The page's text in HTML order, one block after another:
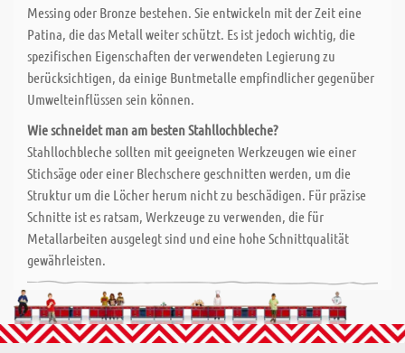
Messing oder Bronze bestehen. Sie entwickeln mit der Zeit eine
Patina, die das Metall weiter schützt. Es ist jedoch wichtig, die
spezifischen Eigenschaften der verwendeten Legierung zu
berücksichtigen, da einige Buntmetalle empfindlicher gegenüber
Umwelteinflüssen sein können.
Wie schneidet man am besten Stahllochbleche?
Stahllochbleche sollten mit geeigneten Werkzeugen wie einer
Stichsäge oder einer Blechschere geschnitten werden, um die
Struktur um die Löcher herum nicht zu beschädigen. Für präzise
Schnitte ist es ratsam, Werkzeuge zu verwenden, die für
Metallarbeiten ausgelegt sind und eine hohe Schnittqualität
gewährleisten.